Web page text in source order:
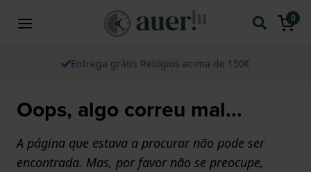
0
Entrega grátis Relógios acima de 150€
Oops, algo correu mal...
A página que estava a procurar não pode ser
encontrada. Mas, por favor não se preocupe,